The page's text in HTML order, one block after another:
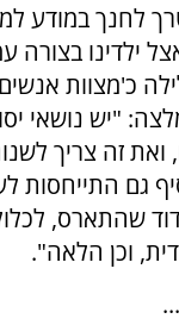
לחנך במודע
ילדינו בצורה
כ'מצוות
"יש נושאי
ואת זה צריך
גם התייחסות
שהתארס,
וכן הלאה".